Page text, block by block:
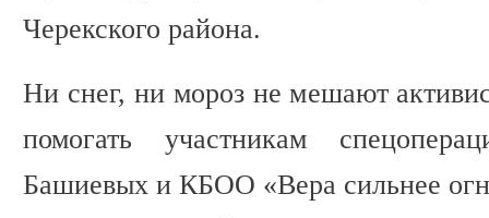
Черекского района.
Ни снег, ни мороз не мешают
помогать участникам
Башиевых и КБОО «Вера сильнее